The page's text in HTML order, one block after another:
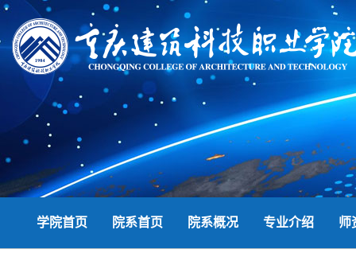
学院首页 院系首页 院系概况 专业介绍 师